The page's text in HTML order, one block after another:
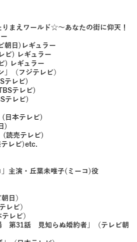
りまえワールド☆～あなたの街に仰天！
朝日)レギュラー
ビ) レギュラー
) レギュラー
」（フジテレビ）
テレビ)
テレビ)
テレビ)
(日本テレビ)
)
(読売テレビ)
テレビ)etc.
主演・丘葉未唯子(ミーコ)役
日）
レビ）
レビ）
第31話 見知らぬ婚約者」（テレビ朝